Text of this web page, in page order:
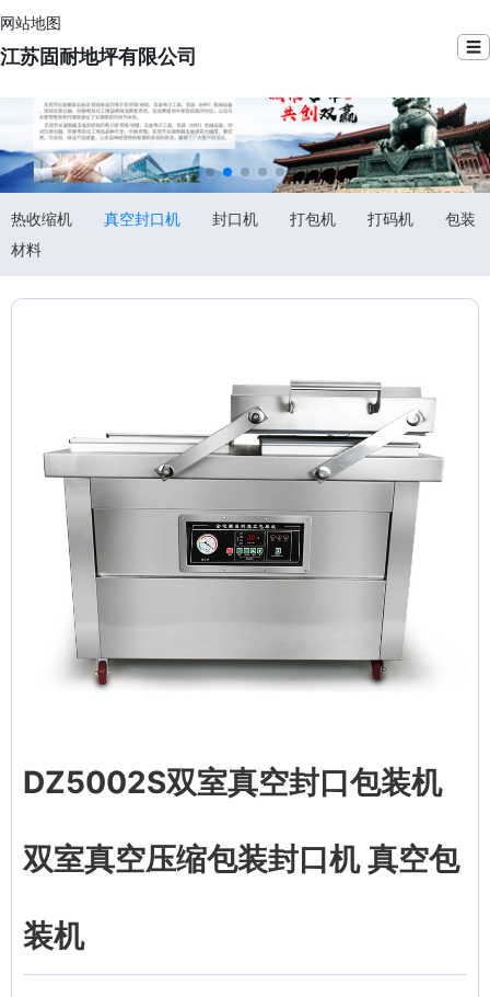
网站地图
江苏固耐地坪有限公司 ☰
热收缩机 真空封口机 封口机 打包机 打码机
包装
材料
DZ5002S双室真空封口包装机
双室真空压缩包装封口机 真空包
装机